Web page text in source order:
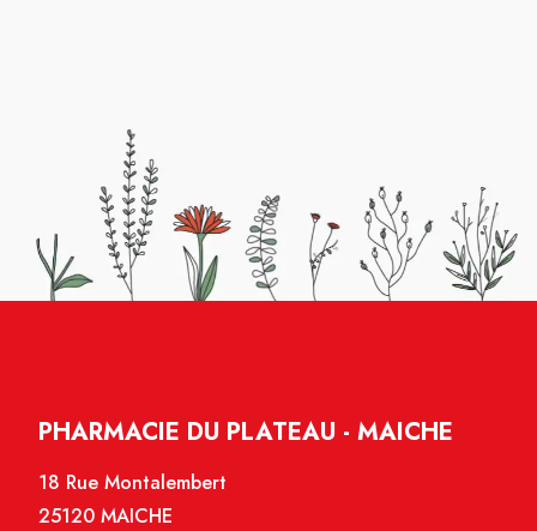
PHARMACIE DU PLATEAU - MAICHE
18 Rue Montalembert
25120 MAICHE